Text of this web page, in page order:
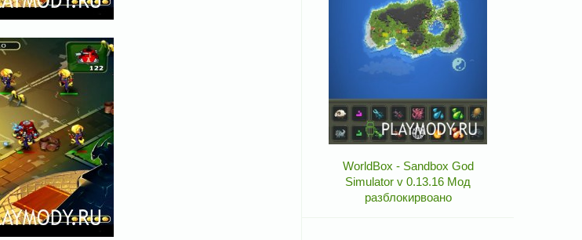
WorldBox - Sandbox God
Simulator v 0.13.16 Мод
разблокирвоано